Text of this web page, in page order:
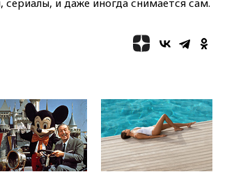
Мельникова и еще
16:16
Движение по
Крымскому мосту
перекрывали второй раз за
день
16:00
Создатели пирамиды